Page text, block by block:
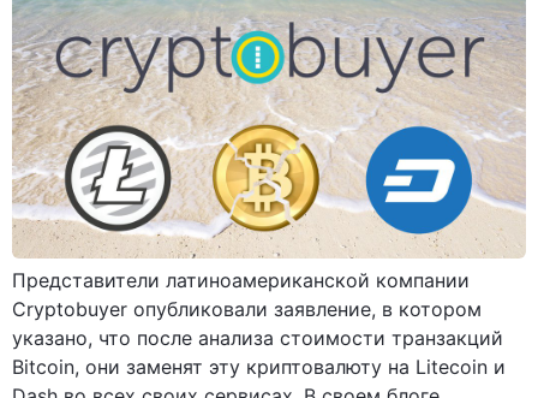
Представители латиноамериканской компании
Cryptobuyer опубликовали заявление, в котором
указано, что после анализа стоимости транзакций
Bitcoin, они заменят эту криптовалюту на Litecoin и